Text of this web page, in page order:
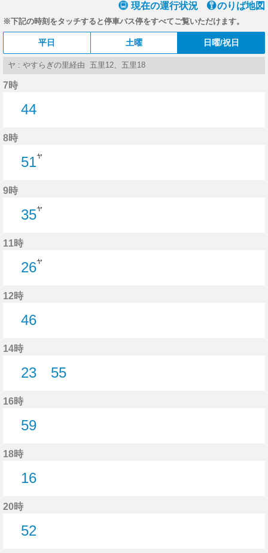
現在の運行状況 のりば地図
※下記の時刻をタッチすると停車バス停をすべてご覧いただけます。
平日 土曜 日曜/祝日
ヤ : やすらぎの里経由 五里12、五里18
7時
44
8時
51ヤ
9時
35ヤ
11時
26ヤ
12時
46
14時
23
55
16時
59
18時
16
20時
52